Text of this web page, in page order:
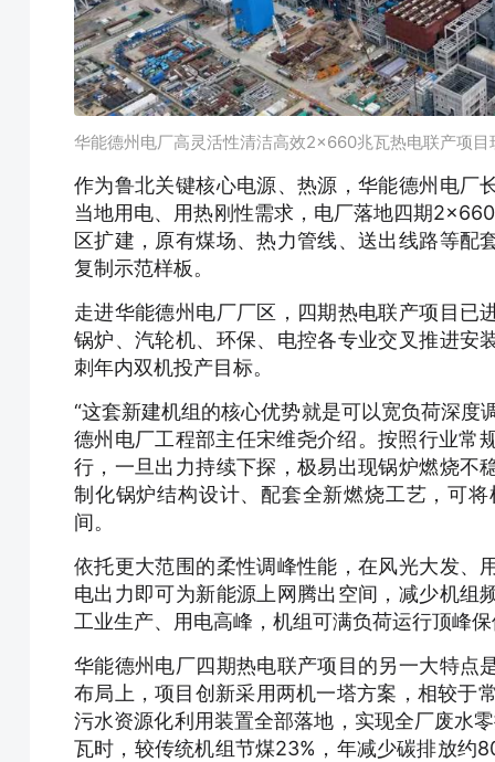
华能德州电厂高灵活性清洁高效2×660兆瓦热电联产项目
作为鲁北关键核心电源、热源，华能德州电厂
当地用电、用热刚性需求，电厂落地四期
区扩建，原有煤场、热力管线、送出线路等配
复制示范样板。
走进华能德州电厂厂区，四期热电联产项目已
锅炉、汽轮机、环保、电控各专业交叉推进安
刺年内双机投产目标。
“这套新建机组的核心优势就是可以宽负荷深度
德州电厂工程部主任宋维尧介绍。按照行业常
行，一旦出力持续下探，极易出现锅炉燃烧不
制化锅炉结构设计、配套全新燃烧工艺，可
间。
依托更大范围的柔性调峰性能，在风光大发、
电出力即可为新能源上网腾出空间，减少机组
工业生产、用电高峰，机组可满负荷运行顶峰
华能德州电厂四期热电联产项目的另一大特点
布局上，项目创新采用两机一塔方案，相较于
污水资源化利用装置全部落地，实现全厂废水
瓦时，较传统机组节煤23%，年减少碳排放约